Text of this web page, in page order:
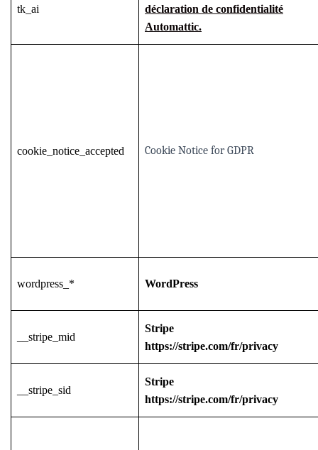
tk_ai
déclaration de confidentialité
Automattic.
cookie_notice_accepted Cookie Notice for GDPR
wordpress_* WordPress
__stripe_mid
Stripe
https://stripe.com/fr/privacy
__stripe_sid
Stripe
https://stripe.com/fr/privacy